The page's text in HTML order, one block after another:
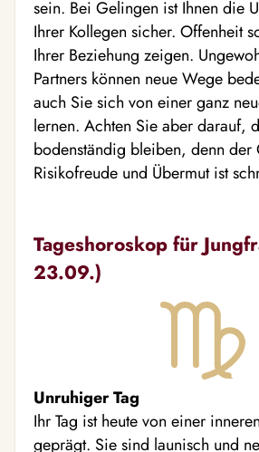
sein. Bei Gelingen ist Ihnen die
Ihrer Kollegen sicher. Offenheit
Ihrer Beziehung zeigen.
Partners können neue Wege
auch Sie sich von einer ganz
lernen. Achten Sie aber darauf,
bodenständig bleiben, denn der
Risikofreude und Übermut ist
Tageshoroskop für
23.09.)
Unruhiger Tag
Ihr Tag ist heute von einer
geprägt. Sie sind launisch und